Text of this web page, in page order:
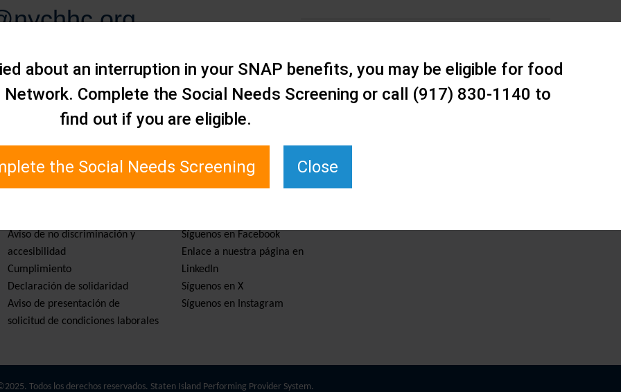
Aviso de no discriminación y
accesibilidad
Cumplimiento
Declaración de solidaridad
Aviso de presentación de
solicitud de condiciones laborales
Síguenos en Facebook
Enlace a nuestra página en
LinkedIn
Síguenos en X
Síguenos en Instagram
Todos los derechos reservados. Staten Island Performing Provider System.
about an interruption in your SNAP benefits, you may be eligible for food
Complete the Social Needs Screening or call (917) 830-1140 to
find out if you are eligible.
the Social Needs Screening Close